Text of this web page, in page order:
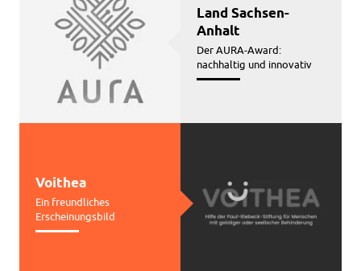
Land Sachsen-
Anhalt
Der AURA-Award:
nachhaltig und innovativ
Voithea
Ein freundliches
Erscheinungsbild